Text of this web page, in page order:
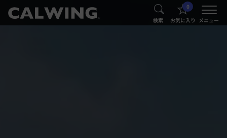
® 検索
0
お気に入り メニュー
®